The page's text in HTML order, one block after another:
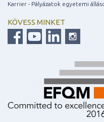
Karrier - Pályázatok egyetemi
KÖVESS MINKET